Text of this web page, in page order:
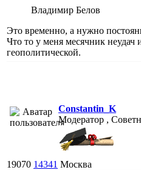
Владимир Белов
Это временно, а нужно
Что то у меня месячник
геополитической.
Constantin_K
Модератор ,
19070 14341 Москва